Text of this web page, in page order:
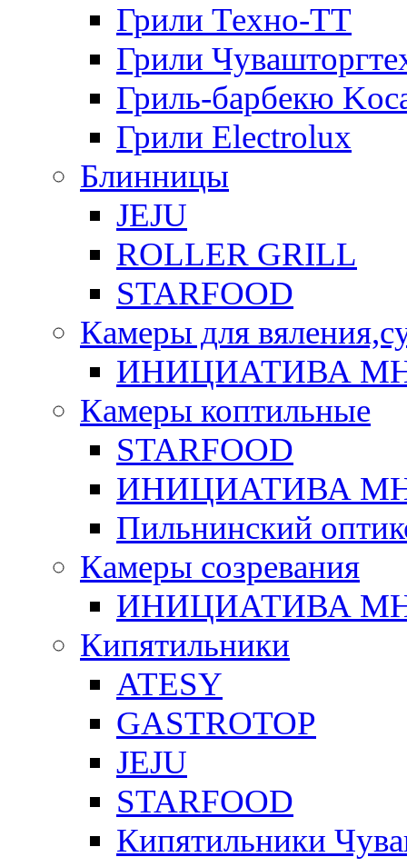
Грили Техно-ТТ
Грили
Гриль-барбекю
Грили Electrolux
Блинницы
JEJU
ROLLER GRILL
STARFOOD
Камеры для
ИНИЦИАТИВА
Камеры коптильные
STARFOOD
ИНИЦИАТИВА
Пильнинский
Камеры созревания
ИНИЦИАТИВА
Кипятильники
ATESY
GASTROTOP
JEJU
STARFOOD
Кипятильники